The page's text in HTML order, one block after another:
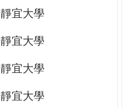
靜宜大學
靜宜大學
靜宜大學
靜宜大學